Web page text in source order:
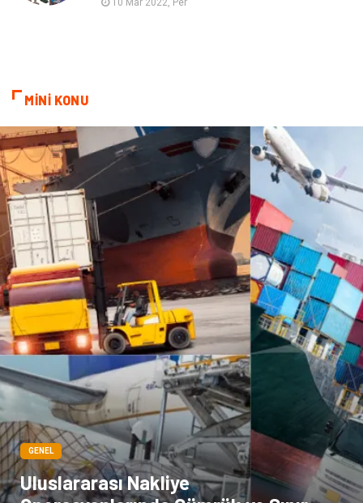
10 Mar 2022, Per
MİNİ KONU
GENEL
Uluslararası Nakliye